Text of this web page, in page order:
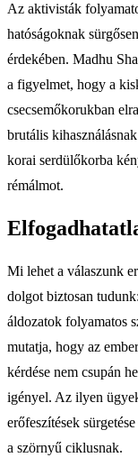
Az aktivisták
hatóságoknak
érdekében. Madhu
a figyelmet, hogy a
csecsemőkorukban
brutális
korai serdülőkorba
rémálmot.
Mi lehet a válaszunk
dolgot biztosan
áldozatok folyamatos
mutatja, hogy az
kérdése nem csupán
igényel. Az ilyen
erőfeszítések
a szörnyű ciklusnak.